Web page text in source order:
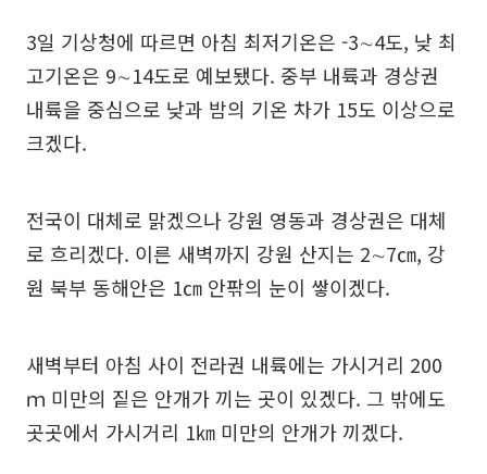
3일 기상청에 따르면 아침 최저기온은 -3∼4도, 낮 최
고기온은 9∼14도로 예보됐다. 중부 내륙과 경상권
내륙을 중심으로 낮과 밤의 기온 차가 15도 이상으로
크겠다.
전국이 대체로 맑겠으나 강원 영동과 경상권은 대체
로 흐리겠다. 이른 새벽까지 강원 산지는 2∼7㎝, 강
원 북부 동해안은 1㎝ 안팎의 눈이 쌓이겠다.
새벽부터 아침 사이 전라권 내륙에는 가시거리 200
ｍ 미만의 짙은 안개가 끼는 곳이 있겠다. 그 밖에도
곳곳에서 가시거리 1㎞ 미만의 안개가 끼겠다.